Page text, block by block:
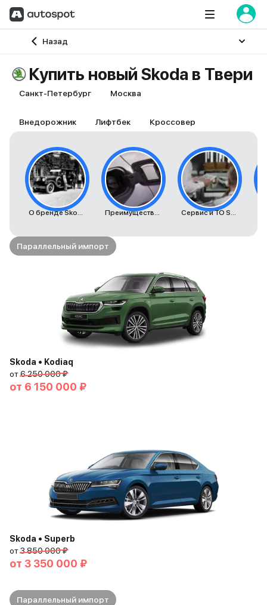
Назад
Главная
Купить новый Skoda в Твери
Санкт-Петербург Москва
Внедорожник Лифтбек Кроссовер
О бренде Skoda Преимущества автомобилей Skoda Сервис и ТО Skoda
Параллельный импорт
Skoda • Kodiaq
от6 250 000 ₽
от 6 150 000 ₽
Skoda • Superb
от3 850 000 ₽
от 3 350 000 ₽
Параллельный импорт